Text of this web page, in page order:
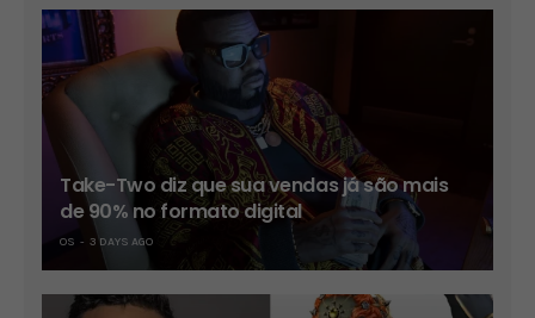
Take-Two diz que sua vendas já são mais
de 90% no formato digital
OS 3 DAYS AGO